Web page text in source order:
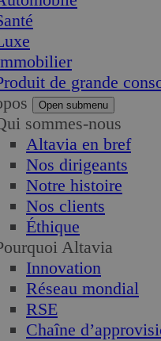
de grande
Open submenu
sommes-nous
Altavia en bref
Nos dirigeants
Notre histoire
Nos clients
Éthique
Altavia
Innovation
Réseau mondial
RSE
Chaîne